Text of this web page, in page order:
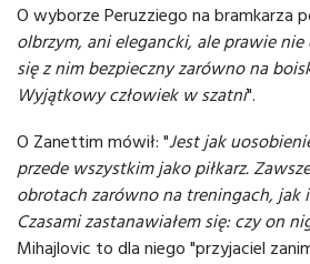
O wyborze Peruzziego na bramkarza
olbrzym, ani elegancki, ale prawie nie
się z nim bezpieczny zarówno na
Wyjątkowy człowiek w szatni".
O Zanettim mówił: "Jest jak
przede wszystkim jako piłkarz.
obrotach zarówno na treningach, jak
Czasami zastanawiałem się: czy on
Mihajlovic to dla niego "przyjaciel